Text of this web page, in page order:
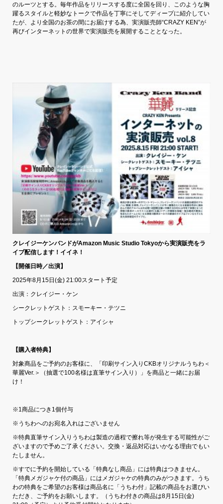
のルーツとする。毎年作品をリリースする度に全国を回り、このような胸
躍るスタイルと軽妙なトークで作品を丁寧にそしてディープに紹介してい
たが、より全国のお茶の間にお届けする為、実演販売師“CRAZY KEN”が
再びインターネットの世界で実演販売を展開することとなった。
クレイジーケンバンドがAmazon Music Studio Tokyoから実演販売をラ
イブ配信します！イイネ！
【開催日時／出演】
2025年8月15日(金) 21:00スタート予定
出演：クレイジー・ケン
シークレットゲスト：スモーキー・テツニ
トップシークレットゲスト：アイシャ
【購入者特典】
対象商品をご予約のお客様に、「印刷サイン入りCKBオリジナルうちわ＜
華麗Ver.＞（抽選で100名様は直筆サイン入り）」を商品と一緒にお届
け！
※1商品につき1個付与
※うちわへのお宛名入れはございません
※特典直筆サイン入りうちわは製造の過程で擦れ等が発生する可能性がご
ざいますので予めご了承ください。交換・返品対応はいかなる理由でもい
たしません。
※すでに予約を開始している「特典なし商品」には特典はつきません。
「特典メガジャケ付の商品」にはメガジャケの特典のみがつきます。うち
わの特典をご希望のお客様は商品名に「うちわ付」記載の商品をお選びい
ただき、ご予約をお願いします。（うちわ付きの商品は8月15日(金)